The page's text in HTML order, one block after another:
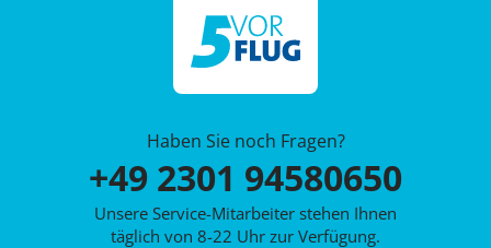
Haben Sie noch Fragen?
+49 2301 94580650
Unsere Service-Mitarbeiter stehen Ihnen
täglich von 8-22 Uhr zur Verfügung.